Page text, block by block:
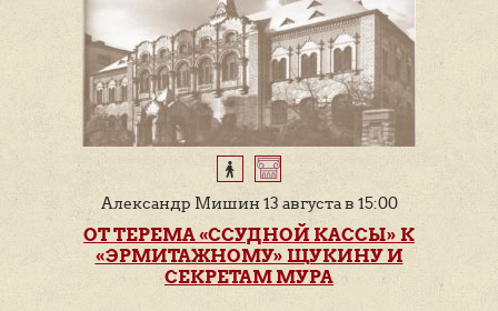
Александр Мишин 13 августа в 15:00
ОТ ТЕРЕМА «ССУДНОЙ КАССЫ» К
«ЭРМИТАЖНОМУ» ЩУКИНУ И
СЕКРЕТАМ МУРА